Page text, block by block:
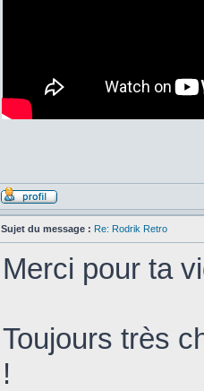
Sujet du message : Re: Rodrik Retro
Merci pour ta
Toujours très
!